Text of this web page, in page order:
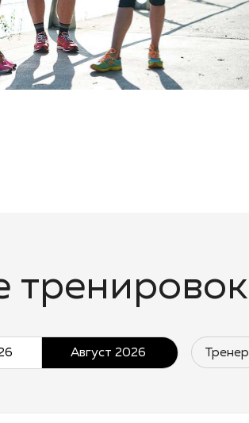
тренировок
Август 2026 Тренер